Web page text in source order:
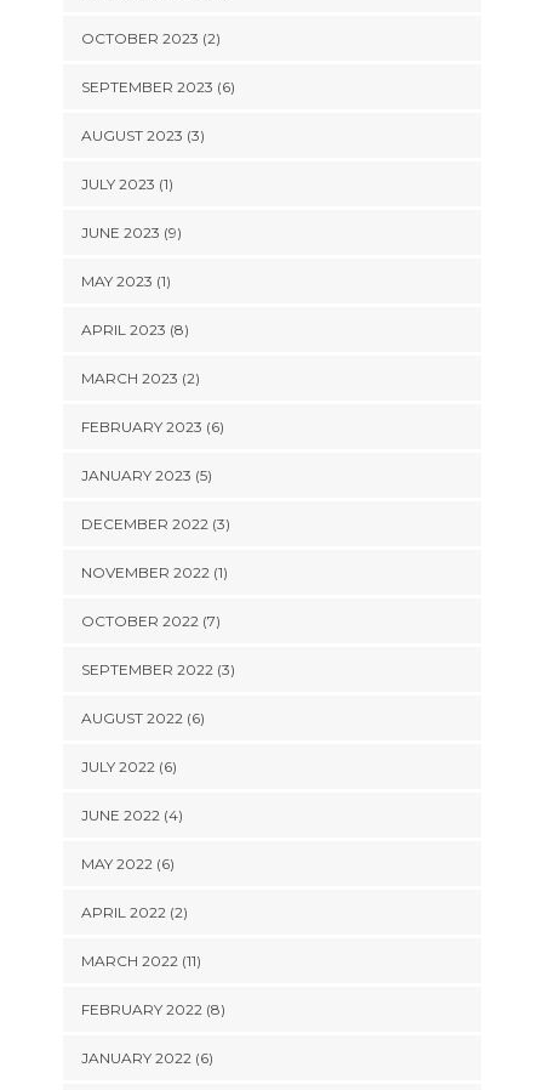
OCTOBER 2023 (2)
SEPTEMBER 2023 (6)
AUGUST 2023 (3)
JULY 2023 (1)
JUNE 2023 (9)
MAY 2023 (1)
APRIL 2023 (8)
MARCH 2023 (2)
FEBRUARY 2023 (6)
JANUARY 2023 (5)
DECEMBER 2022 (3)
NOVEMBER 2022 (1)
OCTOBER 2022 (7)
SEPTEMBER 2022 (3)
AUGUST 2022 (6)
JULY 2022 (6)
JUNE 2022 (4)
MAY 2022 (6)
APRIL 2022 (2)
MARCH 2022 (11)
FEBRUARY 2022 (8)
JANUARY 2022 (6)